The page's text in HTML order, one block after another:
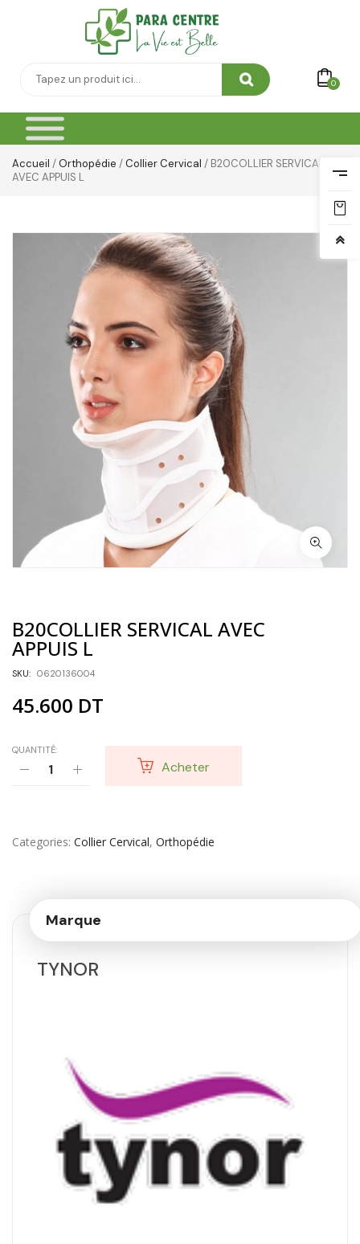
0
Accueil / Orthopédie /Collier Cervical / B20COLLIER SERVICAL
AVEC APPUIS L
B20COLLIER SERVICAL AVEC
APPUIS L
SKU: 0620136004
45.600 DT
QUANTITÉ:
Acheter
Categories Collier Cervical, Orthopédie
Marque
TYNOR